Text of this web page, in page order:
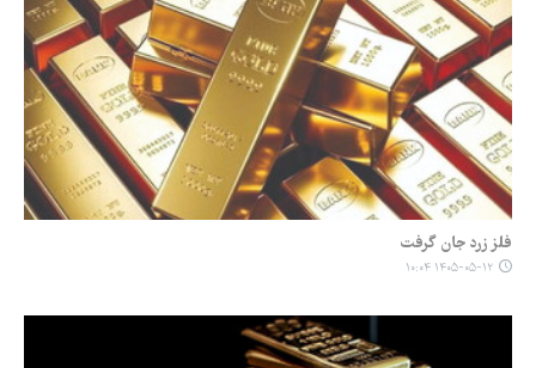
فلز زرد جان گرفت
۱۴۰۵-۰۵-۱۲ ۱۰:۰۴